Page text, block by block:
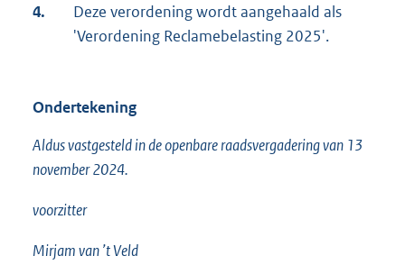
4.
Deze verordening wordt aangehaald als
'Verordening Reclamebelasting 2025'.
Ondertekening
Aldus vastgesteld in de openbare raadsvergadering van 13
november 2024.
voorzitter
Mirjam van ’t Veld